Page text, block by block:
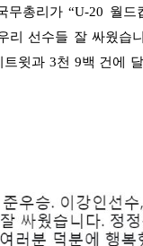
무총리가 “U-20 월드
리 선수들 잘 싸웠습
트윗과 3천 9백 건에